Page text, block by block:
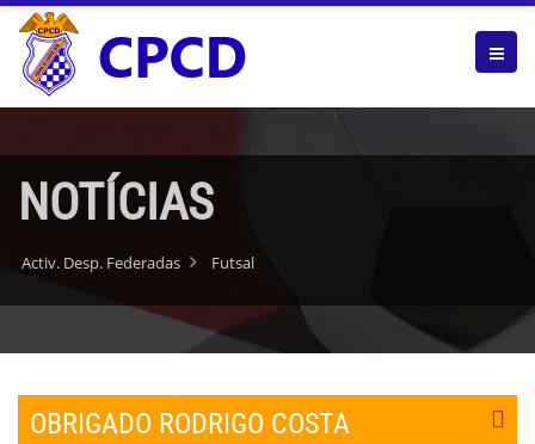
NOTÍCIAS
Activ. Desp. Federadas Futsal
OBRIGADO RODRIGO COSTA